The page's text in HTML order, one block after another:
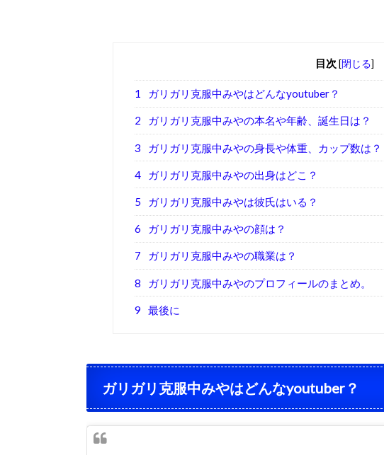
目次 [閉じる]
1 ガリガリ克服中みやはどんなyoutuber？
2 ガリガリ克服中みやの本名や年齢、誕生日は？
3 ガリガリ克服中みやの身長や体重、カップ数は？
4 ガリガリ克服中みやの出身はどこ？
5 ガリガリ克服中みやは彼氏はいる？
6 ガリガリ克服中みやの顔は？
7 ガリガリ克服中みやの職業は？
8 ガリガリ克服中みやのプロフィールのまとめ。
9 最後に
ガリガリ克服中みやはどんなyoutuber ？